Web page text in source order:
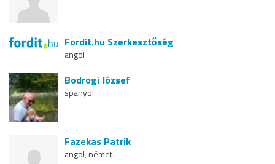
Fordit.hu Szerkesztőség
angol
Bodrogi József
spanyol
Fazekas Patrik
angol, német